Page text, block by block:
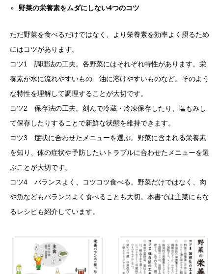
野菜の栄養素をムダにしない4つのコツ
ただ野菜を食べるだけではなく、より栄養素を効率よく摂るため
にはコツがあります。
コツ1 調理法の工夫。各野菜にはそれぞれ特性があります。栄
養素が水に流れやすいもの、油に溶けやすいものなど。そのよう
な特性を理解して調理することが大切です。
コツ2 保存法の工夫。刻んで冷蔵・冷凍保存したり、塩もみし
て保存したりすることで新鮮な状態を維持できます。
コツ3 症状に合わせたメニューを選ぶ。野菜に含まれる栄養素
を知り、体の症状や予防したいトラブルに合わせたメニューを選
ぶことが大切です。
コツ4 バランスよく、コツコツ食べる。野菜だけではなく、肉
や魚などもバランスよく食べることも大切。本書では主菜にもな
るレシピも紹介しています。